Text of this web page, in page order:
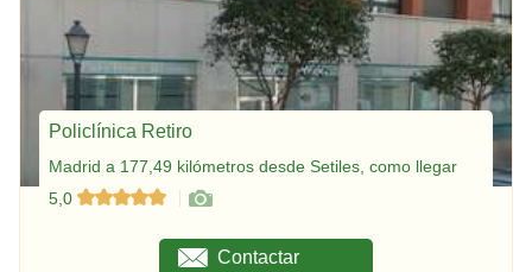
Policlínica Retiro
Madrid a 177,49 kilómetros desde Setiles, como llegar
5,0
Contactar